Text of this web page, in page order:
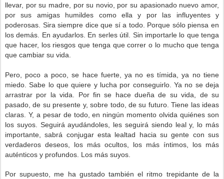
llevar, por su madre, por su novio, por su apasionado nuevo amor,
por sus amigas humildes como ella y por las influyentes y
poderosas. Sira siempre dice que sí a todo. Porque sólo piensa en
los demás. En ayudarlos. En serles útil. Sin importarle lo que tenga
que hacer, los riesgos que tenga que correr o lo mucho que tenga
que cambiar su vida.
Pero, poco a poco, se hace fuerte, ya no es tímida, ya no tiene
miedo. Sabe lo que quiere y lucha por conseguirlo. Ya no se deja
arrastrar por la vida. Por fin se hace dueña de su vida, de su
pasado, de su presente y, sobre todo, de su futuro. Tiene las ideas
claras. Y, a pesar de todo, en ningún momento olvida quiénes son
los suyos. Seguirá ayudándoles, les seguirá siendo leal y, lo más
importante, sabrá conjugar esta lealtad hacia su gente con sus
verdaderos deseos, los más ocultos, los más íntimos, los más
auténticos y profundos. Los más suyos.
Por supuesto, me ha gustado también el ritmo trepidante de la